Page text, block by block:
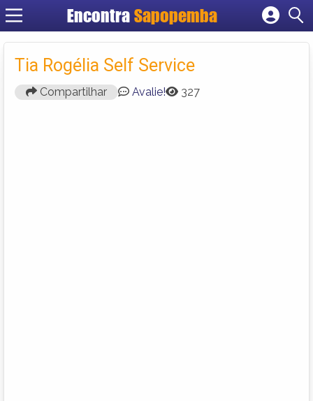
Encontra Sapopemba
Cadastrar empresa
Criar conta
Tia Rogélia Self Service
Compartilhar Avalie! 327